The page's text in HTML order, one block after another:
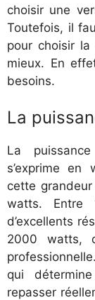
choisir une
Toutefois, il
pour choisir
mieux. En
besoins.
La
La
s’exprime en
cette
watts. Entre
d’excellents
2000 watts,
qui
repasser